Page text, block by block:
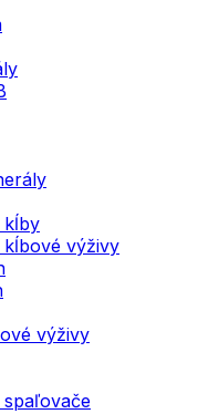
kĺby
kĺbové výživy
výživy
spaľovače